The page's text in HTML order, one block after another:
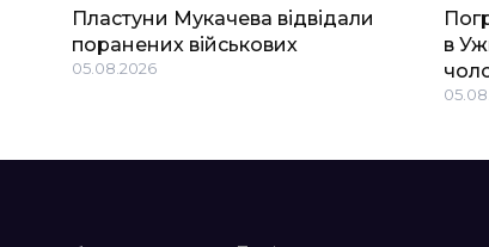
Пластуни Мукачева відвідали
поранених військових
05.08.2026
в